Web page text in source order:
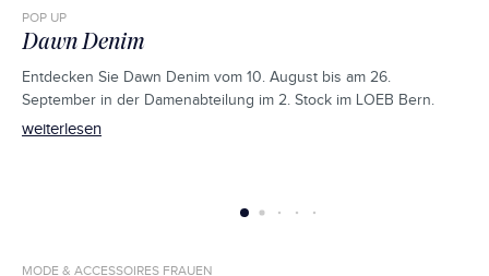
POP UP
Dawn Denim
Entdecken Sie Dawn Denim vom 10. August bis am 26.
September in der Damenabteilung im 2. Stock im LOEB Bern.
weiterlesen
MODE & ACCESSOIRES FRAUEN